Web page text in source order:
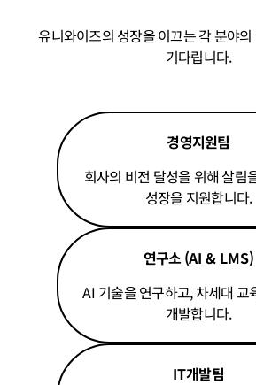
유니와이즈의 성장을 이끄는 각 분야
기다립니다.
경영지원팀
회사의 비전 달성을 위해 살림
성장을 지원합니다.
연구소 (AI & LMS)
AI 기술을 연구하고, 차세대 교
개발합니다.
IT개발팀